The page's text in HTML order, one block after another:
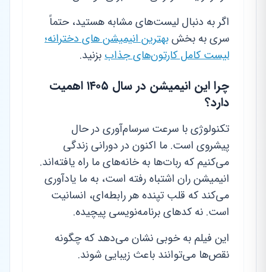
اگر به دنبال لیست‌های مشابه هستید، حتماً
سری به بخشبهترین انیمیشن های دخترانه؛
لیست کامل کارتون‌های جذاببزنید.
چرا این انیمیشن در سال ۱۴۰۵ اهمیت
دارد؟
تکنولوژی با سرعت سرسام‌آوری در حال
پیشروی است. ما اکنون در دورانی زندگی
می‌کنیم که ربات‌ها به خانه‌های ما راه یافته‌اند.
انیمیشن ران اشتباه رفته است، به ما یادآوری
می‌کند که قلب تپنده هر رابطه‌ای، انسانیت
است. نه کدهای برنامه‌نویسی پیچیده.
این فیلم به خوبی نشان می‌دهد که چگونه
نقص‌ها می‌توانند باعث زیبایی شوند.